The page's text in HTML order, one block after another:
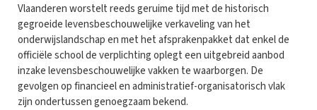
Vlaanderen worstelt reeds geruime tijd met de historisch
gegroeide levensbeschouwelijke verkaveling van het
onderwijslandschap en met het afsprakenpakket dat enkel de
officiële school de verplichting oplegt een uitgebreid aanbod
inzake levensbeschouwelijke vakken te waarborgen. De
gevolgen op financieel en administratief-organisatorisch vlak
zijn ondertussen genoegzaam bekend.